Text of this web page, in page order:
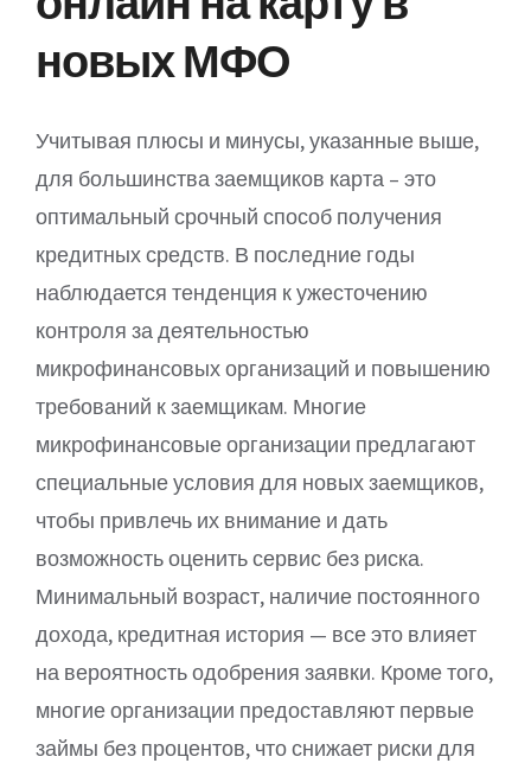
новых МФО
Учитывая плюсы и минусы, указанные выше,
для большинства заемщиков карта – это
оптимальный срочный способ получения
кредитных средств. В последние годы
наблюдается тенденция к ужесточению
контроля за деятельностью
микрофинансовых организаций и повышению
требований к заемщикам. Многие
микрофинансовые организации предлагают
специальные условия для новых заемщиков,
чтобы привлечь их внимание и дать
возможность оценить сервис без риска.
Минимальный возраст, наличие постоянного
дохода, кредитная история — все это влияет
на вероятность одобрения заявки. Кроме того,
многие организации предоставляют первые
займы без процентов, что снижает риски для